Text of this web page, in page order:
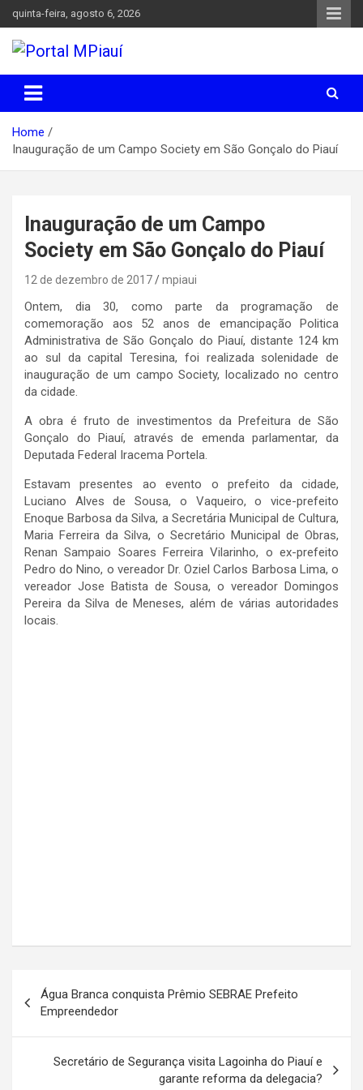
to
content
quinta-feira, agosto 6, 2026
Portal MPiauí
Parnaíba
Home
Inauguração de um Campo Society em São Gonçalo do Piauí
Inauguração de um Campo
Society em São Gonçalo do Piauí
12 de dezembro de 2017 mpiaui
Ontem, dia 30, como parte da programação de
comemoração aos 52 anos de emancipação Politica
Administrativa de São Gonçalo do Piauí, distante 124 km
ao sul da capital Teresina, foi realizada solenidade de
inauguração de um campo Society, localizado no centro
da cidade.
A obra é fruto de investimentos da Prefeitura de São
Gonçalo do Piauí, através de emenda parlamentar, da
Deputada Federal Iracema Portela.
Estavam presentes ao evento o prefeito da cidade,
Luciano Alves de Sousa, o Vaqueiro, o vice-prefeito
Enoque Barbosa da Silva, a Secretária Municipal de Cultura,
Maria Ferreira da Silva, o Secretário Municipal de Obras,
Renan Sampaio Soares Ferreira Vilarinho, o ex-prefeito
Pedro do Nino, o vereador Dr. Oziel Carlos Barbosa Lima, o
vereador Jose Batista de Sousa, o vereador Domingos
Pereira da Silva de Meneses, além de várias autoridades
locais.
Navegação
de
Post
Água Branca conquista Prêmio SEBRAE Prefeito
Empreendedor
Secretário de Segurança visita Lagoinha do Piauí e
garante reforma da delegacia?